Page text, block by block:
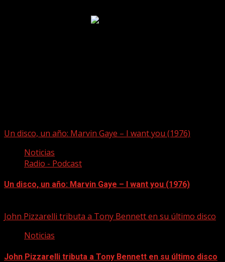
Un disco, un año: Marvin Gaye – I want you (1976)
Noticias
Radio - Podcast
Un disco, un año: Marvin Gaye – I want you (1976)
John Pizzarelli tributa a Tony Bennett en su último disco
Noticias
John Pizzarelli tributa a Tony Bennett en su último disco